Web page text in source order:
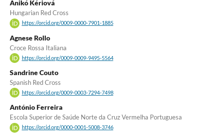
Anikó Kériová
Hungarian Red Cross
https://orcid.org/0009-0000-7901-1885
Agnese Rollo
Croce Rossa Italiana
https://orcid.org/0009-0009-9495-5564
Sandrine Couto
Spanish Red Cross
https://orcid.org/0009-0003-7294-7498
António Ferreira
Escola Superior de Saúde Norte da Cruz Vermelha Portuguesa
https://orcid.org/0000-0001-5008-3746